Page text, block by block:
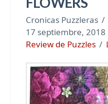
Cronicas Puzzleras
17 septiembre, 2018
Review de Puzzles